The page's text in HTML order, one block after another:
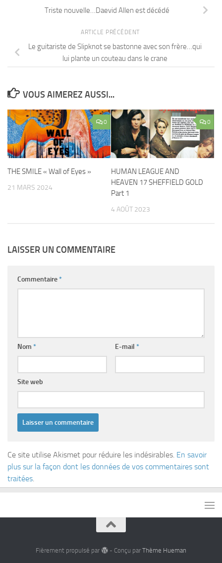
Triste nouvelle…Daevid Allen est décédé
ARTICLE PRÉCÉDENT
Le guitariste de Slipknot se bastonne avec son frère…qui
lui plante un couteau dans le crane
VOUS AIMEREZ AUSSI...
0
THE SMILE « Wall of Eyes »
21 MARS 2024
0
HUMAN LEAGUE AND
HEAVEN 17 SHEFFIELD GOLD
Part 1
4 AOÛT 2023
LAISSER UN COMMENTAIRE
Commentaire*
Nom * E-mail *
Site web
Ce site utilise Akismet pour réduire les indésirables. En savoir
plus sur la façon dont les données de vos commentaires sont
traitées
Fièrement propulsé par - Conçu par Thème Hueman